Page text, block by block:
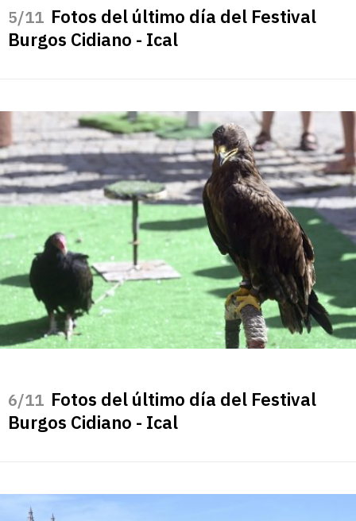
/11 Fotos del último día del Festival
Burgos Cidiano - Ical
/11 Fotos del último día del Festival
Burgos Cidiano - Ical